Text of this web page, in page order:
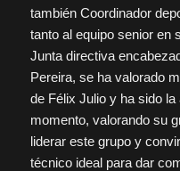
también Coordinador
tanto al equipo senior en
Junta directiva
Pereira, se ha valorado
de Félix Julio y ha sido
momento, valorando su
liderar este grupo y
técnico ideal para dar